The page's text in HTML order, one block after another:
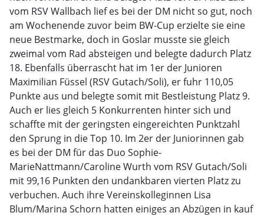
vom RSV Wallbach lief es bei der DM nicht so gut, noch
am Wochenende zuvor beim BW-Cup erzielte sie eine
neue Bestmarke, doch in Goslar musste sie gleich
zweimal vom Rad absteigen und belegte dadurch Platz
18. Ebenfalls überrascht hat im 1er der Junioren
Maximilian Füssel (RSV Gutach/Soli), er fuhr 110,05
Punkte aus und belegte somit mit Bestleistung Platz 9.
Auch er lies gleich 5 Konkurrenten hinter sich und
schaffte mit der geringsten eingereichten Punktzahl
den Sprung in die Top 10. Im 2er der Juniorinnen gab
es bei der DM für das Duo Sophie-
MarieNattmann/Caroline Wurth vom RSV Gutach/Soli
mit 99,16 Punkten den undankbaren vierten Platz zu
verbuchen. Auch ihre Vereinskolleginnen Lisa
Blum/Marina Schorn hatten einiges an Abzügen in kauf